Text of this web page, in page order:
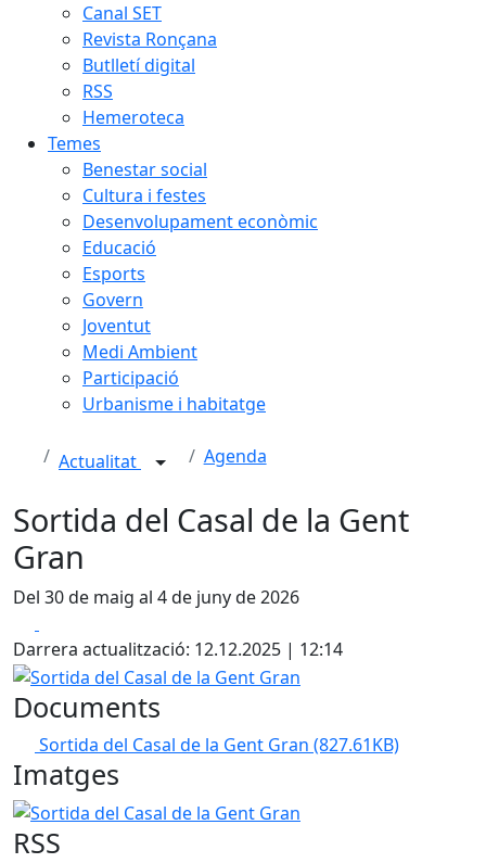
Canal SET
Revista Ronçana
Butlletí digital
RSS
Hemeroteca
Temes
Benestar social
Cultura i festes
Desenvolupament econòmic
Educació
Esports
Govern
Joventut
Medi Ambient
Participació
Urbanisme i habitatge
Actualitat Agenda
Sortida del Casal de la Gent
Gran
Del 30 de maig al 4 de juny de 2026
Darrera actualització: 12.12.2025 | 12:14
Sortida del Casal de la Gent Gran
Documents
Sortida del Casal de la Gent Gran (827.61KB)
Imatges
Sortida del Casal de la Gent Gran
RSS